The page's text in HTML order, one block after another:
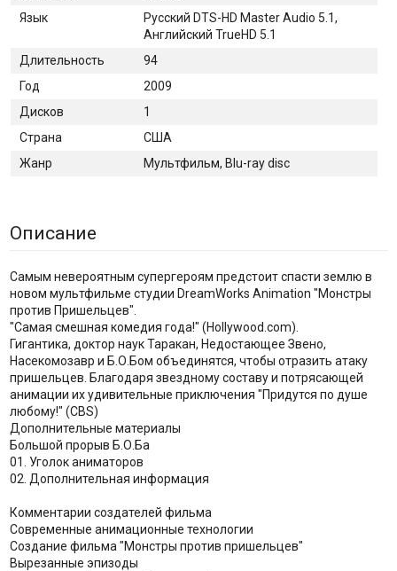
Язык
Русский DTS-HD Master Audio 5.1,
Английский TrueHD 5.1
Длительность
94
Год
2009
Дисков
1
Страна
США
Жанр
Мультфильм, Blu-ray disc
Описание
Самым невероятным супергероям предстоит спасти землю в
новом мультфильме студии DreamWorks Animation "Монстры
против Пришельцев".
"Самая смешная комедия года!" (Hollywood.com).
Гигантика, доктор наук Таракан, Недостающее Звено,
Насекомозавр и Б.О.Бом объединятся, чтобы отразить атаку
пришельцев. Благодаря звездному составу и потрясающей
анимации их удивительные приключения "Придутся по душе
любому!" (CBS)
Дополнительные материалы
Большой прорыв Б.О.Ба
01. Уголок аниматоров
02. Дополнительная информация
Комментарии создателей фильма
Современные анимационные технологии
Создание фильма "Монстры против пришельцев"
Вырезанные эпизоды